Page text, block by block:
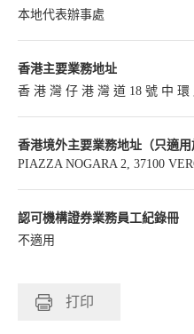
本地代表辦事處
香港主要業務地址
香 港 灣 仔 港 灣 道 18 號 中 環
香港境外主要業務地址（只適
PIAZZA NOGARA 2, 37100
認可機構證券業務員工紀錄冊
不適用
打印